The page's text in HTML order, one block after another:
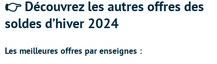
👉 Découvrez les autres offres des
soldes d’hiver 2024
Les meilleures offres par enseignes :